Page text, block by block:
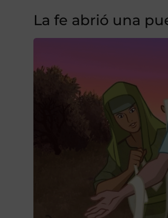
La fe abrió una